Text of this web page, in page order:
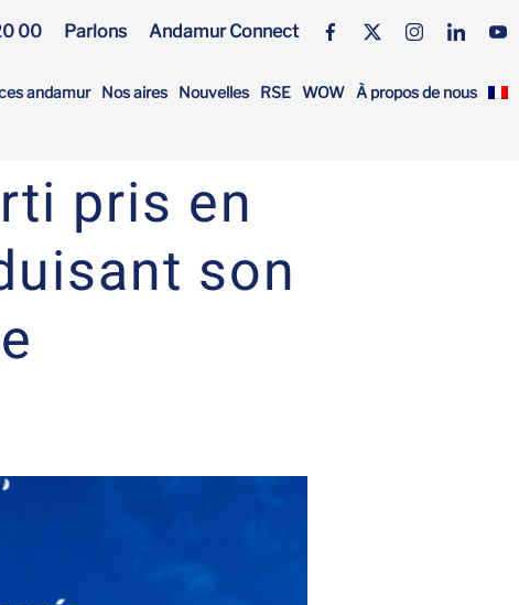
andamur Nos aires Nouvelles RSE WOW À propos de nous
00 Parlons Andamur Connect
pris en
son